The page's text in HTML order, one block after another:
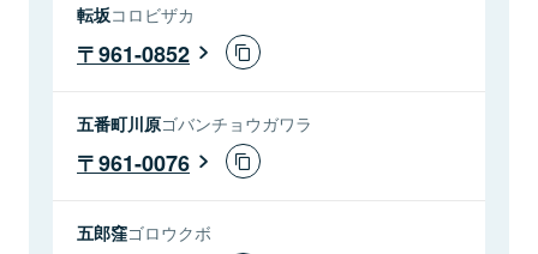
転坂コロビザカ
961-0852
五番町川原ゴバンチョウガワラ
961-0076
五郎窪ゴロウクボ